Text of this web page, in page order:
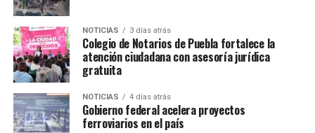
NOTICIAS 3 días atrás
Colegio de Notarios de Puebla fortalece la
atención ciudadana con asesoría jurídica
gratuita
NOTICIAS 4 días atrás
Gobierno federal acelera proyectos
ferroviarios en el país